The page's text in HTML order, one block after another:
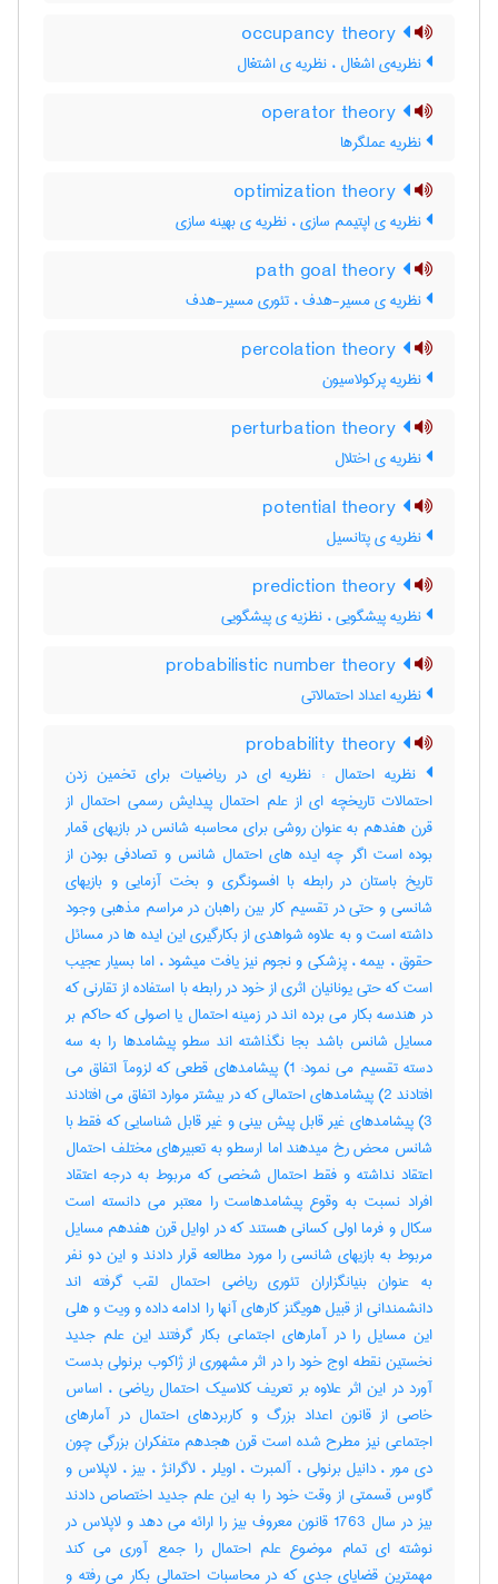
نظریه‌ی اشغال ، نظریه ی اشتغال
نظریه‌ عملگرها
نظریه ی اپتیمم سازی ، نظریه ی بهینه سازی
نظریه ی مسیر-هدف ، تئوری مسیر-هدف
نظریه پرکولاسیون
نظریه ی اختلال
نظریه ی پتانسیل
نظریه پیشگویی ، نظزیه ی پیشگویی
نظریه اعداد احتمالاتی
نظریه احتمال : نظریه ای در ریاضیات برای تخمین زدن
احتمالات تاریخچه ای از علم احتمال پیدایش رسمی احتمال از
قرن هفدهم به عنوان روشی برای محاسبه شانس در بازیهای قمار
بوده است اگر چه ایده های احتمال شانس و تصادفی بودن از
تاریخ باستان در رابطه با افسونگری و بخت آزمایی و بازیهای
شانسی و حتی در تقسیم کار بین راهبان در مراسم مذهبی وجود
داشته است و به علاوه شواهدی از بکارگیری این ایده ها در مسائل
حقوق ، بیمه ، پزشکی و نجوم نیز یافت میشود ، اما بسیار عجیب
است که حتی یونانیان اثری از خود در رابطه با استفاده از تقارنی که
در هندسه بکار می برده اند در زمینه احتمال یا اصولی که حاکم بر
مسایل شانس باشد بجا نگذاشته اند سطو پیشامدها را به سه
دسته تقسیم می نمود: 1) پیشامدهای قطعی که لزومآ اتفاق می
افتادند 2) پیشامدهای احتمالی که در بیشتر موارد اتفاق می افتادند
3) پیشامدهای غیر قابل پیش بینی و غیر قابل شناسایی که فقط با
شانس محض رخ میدهند اما ارسطو به تعبیرهای مختلف احتمال
اعتقاد نداشته و فقط احتمال شخصی که مربوط به درجه اعتقاد
افراد نسبت به وقوع پیشامدهاست را معتبر می دانسته است
سکال و فرما اولی کسانی هستند که در اوایل قرن هفدهم مسایل
مربوط به بازیهای شانسی را مورد مطالعه قرار دادند و این دو نفر
به عنوان بنیانگزاران تئوری ریاضی احتمال لقب گرفته اند
دانشمندانی از قبیل هویگنز کارهای آنها را ادامه داده و ویت و هلی
این مسایل را در آمارهای اجتماعی بکار گرفتند این علم جدید
نخستین نقطه اوج خود را در اثر مشهوری از ژاکوب برنولی بدست
آورد در این اثر علاوه بر تعریف کلاسیک احتمال ریاضی ، اساس
خاصی از قانون اعداد بزرگ و کاربردهای احتمال در آمارهای
اجتماعی نیز مطرح شده است قرن هجدهم متفکران بزرگی چون
دی مور ، دانیل برنولی ، آلمبرت ، اویلر ، لاگرانژ ، بیز ، لاپلاس و
گاوس قسمتی از وقت خود را به این علم جدید اختصاص دادند
بیز در سال 1763 قانون معروف بیز را ارائه می دهد و لاپلاس در
نوشته ای تمام موضوع علم احتمال را جمع آوری می کند
مهمترین قضایای جدی که در محاسبات احتمالی بکار می رفته و